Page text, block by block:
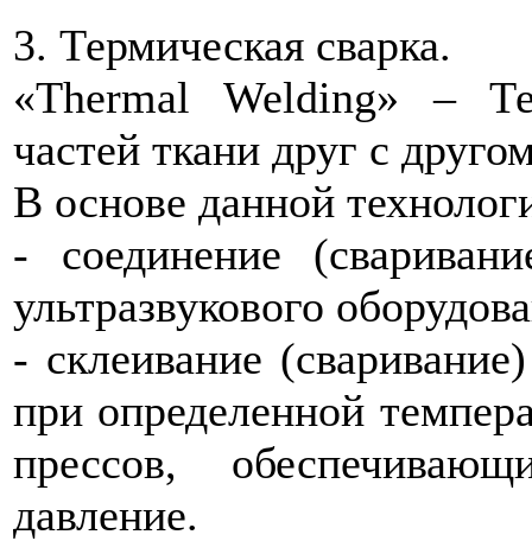
3. Термическая сварка.
«Thermal Welding» –
частей ткани друг с
В основе данной
- соединение
ультразвукового
- склеивание
при определенной
прессов,
давление.